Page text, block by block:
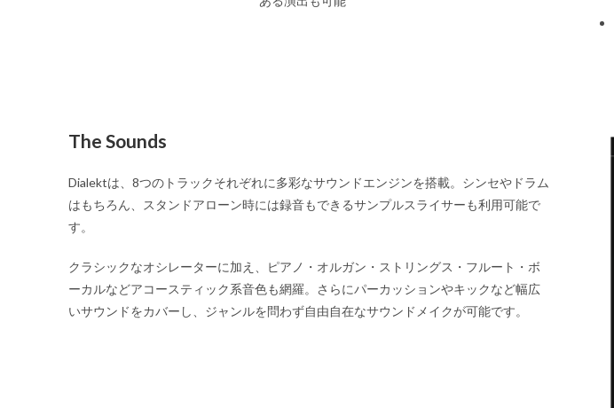
The Sounds
Dialektは、8つのトラックそれぞれに多彩なサウンドエンジンを搭載。シンセやドラム
はもちろん、スタンドアローン時には録音もできるサンプルスライサーも利用可能で
す。
クラシックなオシレーターに加え、ピアノ・オルガン・ストリングス・フルート・ボ
ーカルなどアコースティック系音色も網羅。さらにパーカッションやキックなど幅広
いサウンドをカバーし、ジャンルを問わず自由自在なサウンドメイクが可能です。